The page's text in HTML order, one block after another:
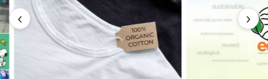
‹ ›